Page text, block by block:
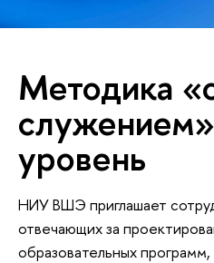
Методика
уровень
НИУ ВШЭ приглашает
отвечающих за
образовательных